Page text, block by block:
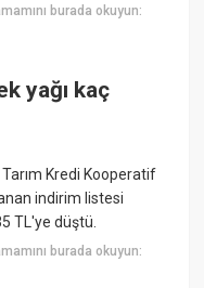
burada okuyun:
yağı kaç
Kredi Kooperatif
indirim listesi
TL'ye düştü.
burada okuyun: